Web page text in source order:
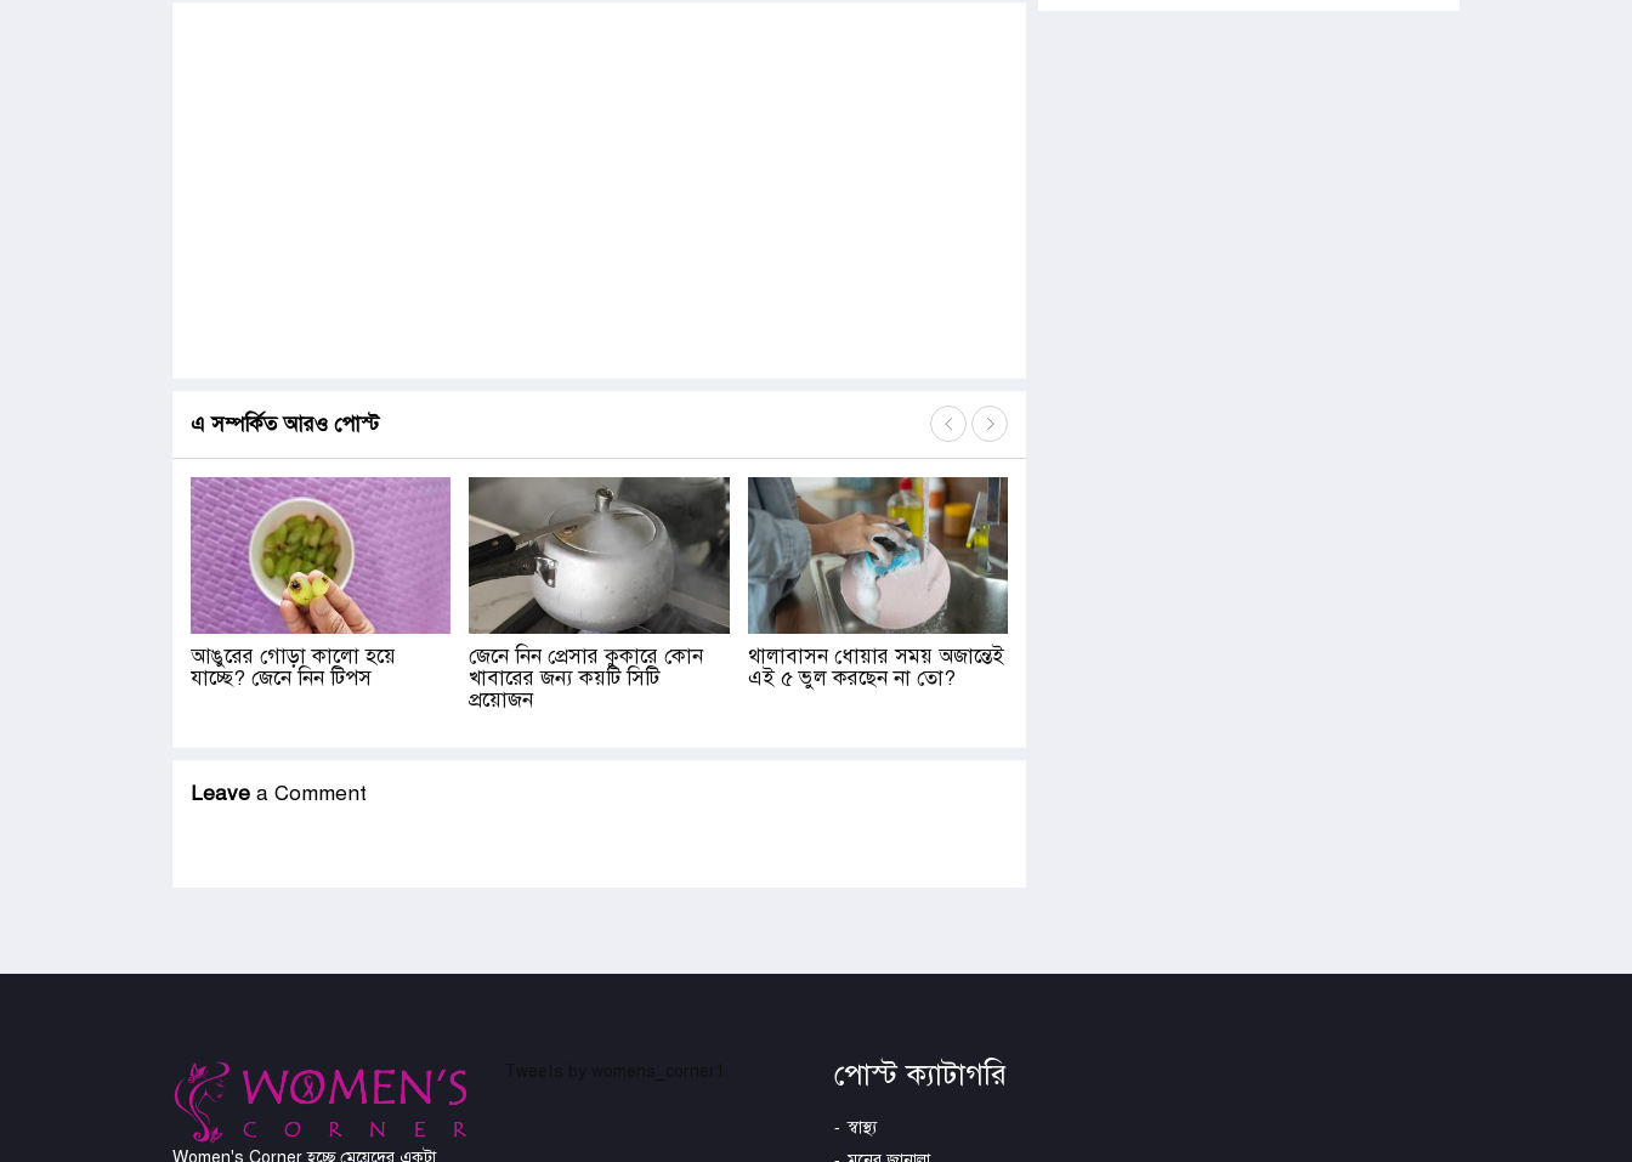
এ সম্পর্কিত আরও পোস্ট
আঙুরের গোড়া কালো হয়ে
যাচ্ছে? জেনে নিন টিপস
জেনে নিন প্রেসার কুকারে কোন
খাবারের জন্য কয়টি সিটি
প্রয়োজন
থালাবাসন ধোয়ার সময় অজান্তেই
এই ৫ ভুল করছেন না তো?
Leave a Comment
Women's Corner হচ্ছে মেয়েদের একটা
পোস্ট ক্যাটাগরি
স্বাস্থ্য